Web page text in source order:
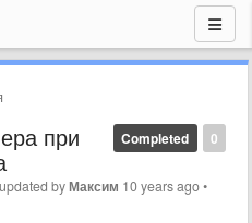
0
Completed
при
updated byМаксим 10 years ago•